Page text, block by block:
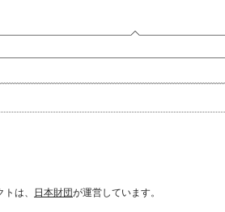
は、 日本財団が運営しています。